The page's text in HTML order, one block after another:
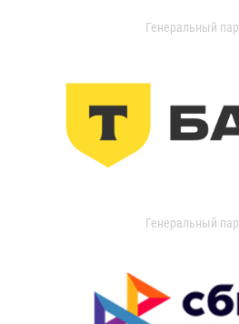
Генеральный
Генеральный